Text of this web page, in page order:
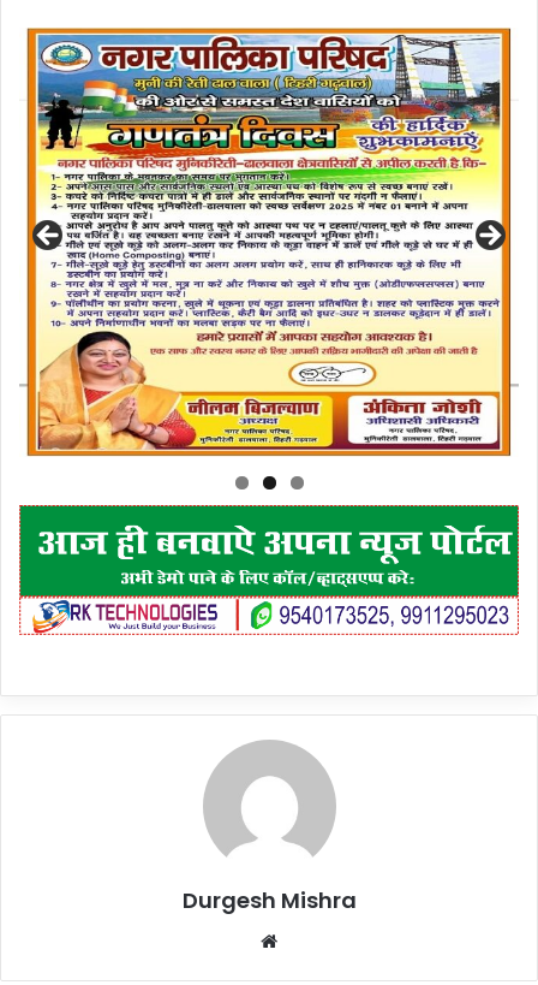
Durgesh Mishra
Website